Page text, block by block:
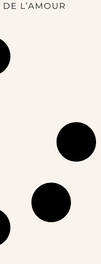
L’AMOUR